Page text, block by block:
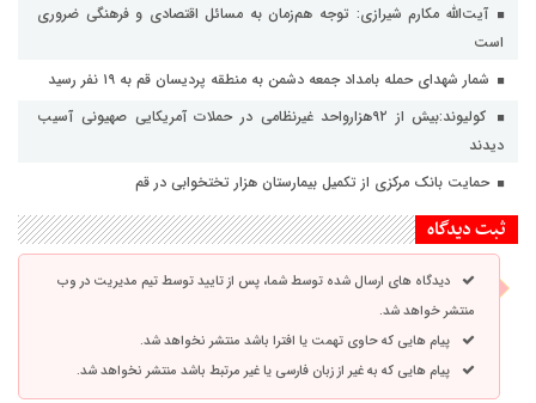
آیت‌الله مکارم شیرازی: توجه هم‌زمان به مسائل اقتصادی و فرهنگی ضروری
است
شمار شهدای حمله بامداد جمعه دشمن به منطقه پردیسان قم به ۱۹ نفر رسید
کولیوند:بیش از ۹۲هزارواحد غیرنظامی در حملات آمریکایی صهیونی آسیب
دیدند
حمایت بانک مرکزی از تکمیل بیمارستان هزار تختخوابی در قم
ثبت دیدگاه
دیدگاه های ارسال شده توسط شما، پس از تایید توسط تیم مدیریت در وب
منتشر خواهد شد.
پیام هایی که حاوی تهمت یا افترا باشد منتشر نخواهد شد.
پیام هایی که به غیر از زبان فارسی یا غیر مرتبط باشد منتشر نخواهد شد.